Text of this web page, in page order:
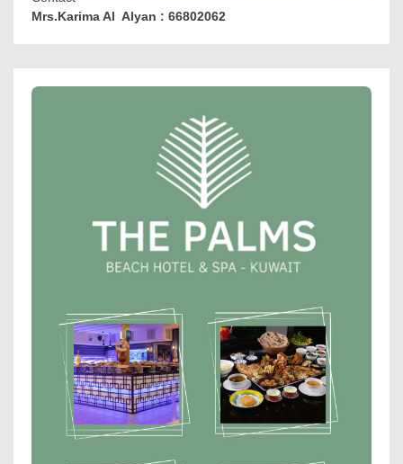
Mrs.Karima Al Alyan : 66802062